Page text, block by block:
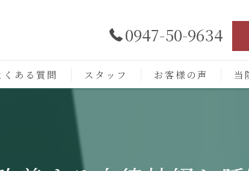
0947-50-9634
くある質問 スタッフ お客様の声 当